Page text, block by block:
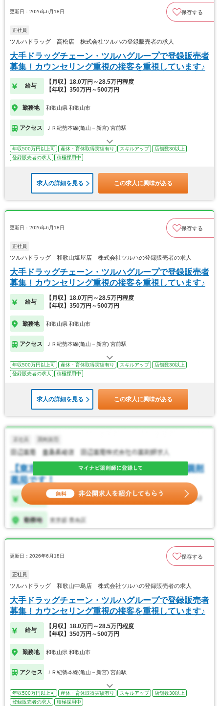
更新日：2026年6月18日 保存する
正社員
ツルハドラッグ 高松店 株式会社ツルハの登録販売者の求人
大手ドラッグチェーン・ツルハグループで登録販売者
募集！カウンセリング重視の接客を重視しています♪
給与
【月収】18.0万円～28.5万円程度
【年収】350万円～500万円
勤務地 和歌山県 和歌山市
アクセス ＪＲ紀勢本線(亀山－新宮) 宮前駅
年収500万円以上可 産休・育休取得実績有り スキルアップ
店舗数30以上
登録販売者の求人
積極採用中
求人の詳細を見る この求人に興味がある
更新日：2026年6月18日 保存する
正社員
ツルハドラッグ 和歌山塩屋店 株式会社ツルハの登録販売者の求人
大手ドラッグチェーン・ツルハグループで登録販売者
募集！カウンセリング重視の接客を重視しています♪
給与
【月収】18.0万円～28.5万円程度
【年収】350万円～500万円
勤務地 和歌山県 和歌山市
アクセス ＪＲ紀勢本線(亀山－新宮) 宮前駅
年収500万円以上可 産休・育休取得実績有り スキルアップ
店舗数30以上
登録販売者の求人
積極採用中
求人の詳細を見る この求人に興味がある
更新日：2026年6月18日 保存する
正社員
ツルハドラッグ 和歌山中島店 株式会社ツルハの登録販売者の求人
大手ドラッグチェーン・ツルハグループで登録販売者
募集！カウンセリング重視の接客を重視しています♪
給与
【月収】18.0万円～28.5万円程度
【年収】350万円～500万円
勤務地 和歌山県 和歌山市
アクセス ＪＲ紀勢本線(亀山－新宮) 宮前駅
年収500万円以上可 産休・育休取得実績有り スキルアップ
店舗数30以上
登録販売者の求人
積極採用中